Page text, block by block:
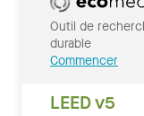
Outil de
durable
Commencer
LEED v5